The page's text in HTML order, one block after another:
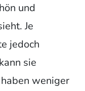
und
Je
jedoch
sie
weniger